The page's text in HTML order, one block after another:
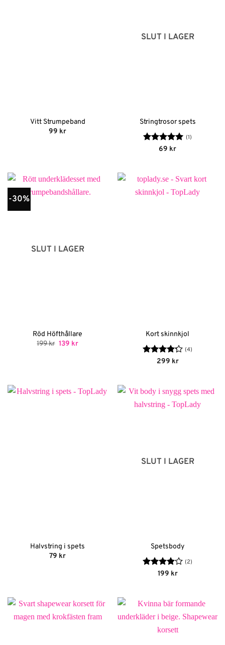
Vitt Strumpeband
99 kr
SLUT I LAGER
Stringtrosor spets
Betygsatt
(1)
69 kr
-30%
SLUT I LAGER
Röd Höfthållare
199kr Det
139 krDet
Kort skinnkjol
Betygsatt
(4)
299 kr
Halvstring i spets
79 kr
SLUT I LAGER
Spetsbody
Betygsatt
(2)
199 kr